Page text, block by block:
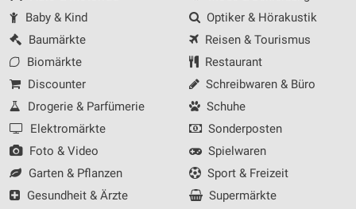
Baby & Kind
Baumärkte
Biomärkte
Discounter
Drogerie & Parfümerie
Elektromärkte
Foto & Video
Garten & Pflanzen
Gesundheit & Ärzte
Optiker & Hörakustik
Reisen & Tourismus
Restaurant
Schreibwaren & Büro
Schuhe
Sonderposten
Spielwaren
Sport & Freizeit
Supermärkte